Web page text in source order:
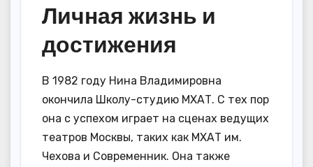
Личная жизнь и
достижения
В 1982 году Нина Владимировна
окончила Школу-студию МХАТ. С тех пор
она с успехом играет на сценах ведущих
театров Москвы, таких как МХАТ им.
Чехова и Современник. Она также